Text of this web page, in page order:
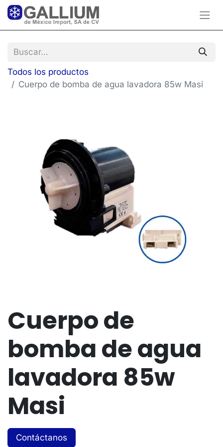
Todos los productos
Cuerpo de bomba de agua lavadora 85w Masi
Cuerpo de
bomba de agua
lavadora 85w
Masi
Contáctanos